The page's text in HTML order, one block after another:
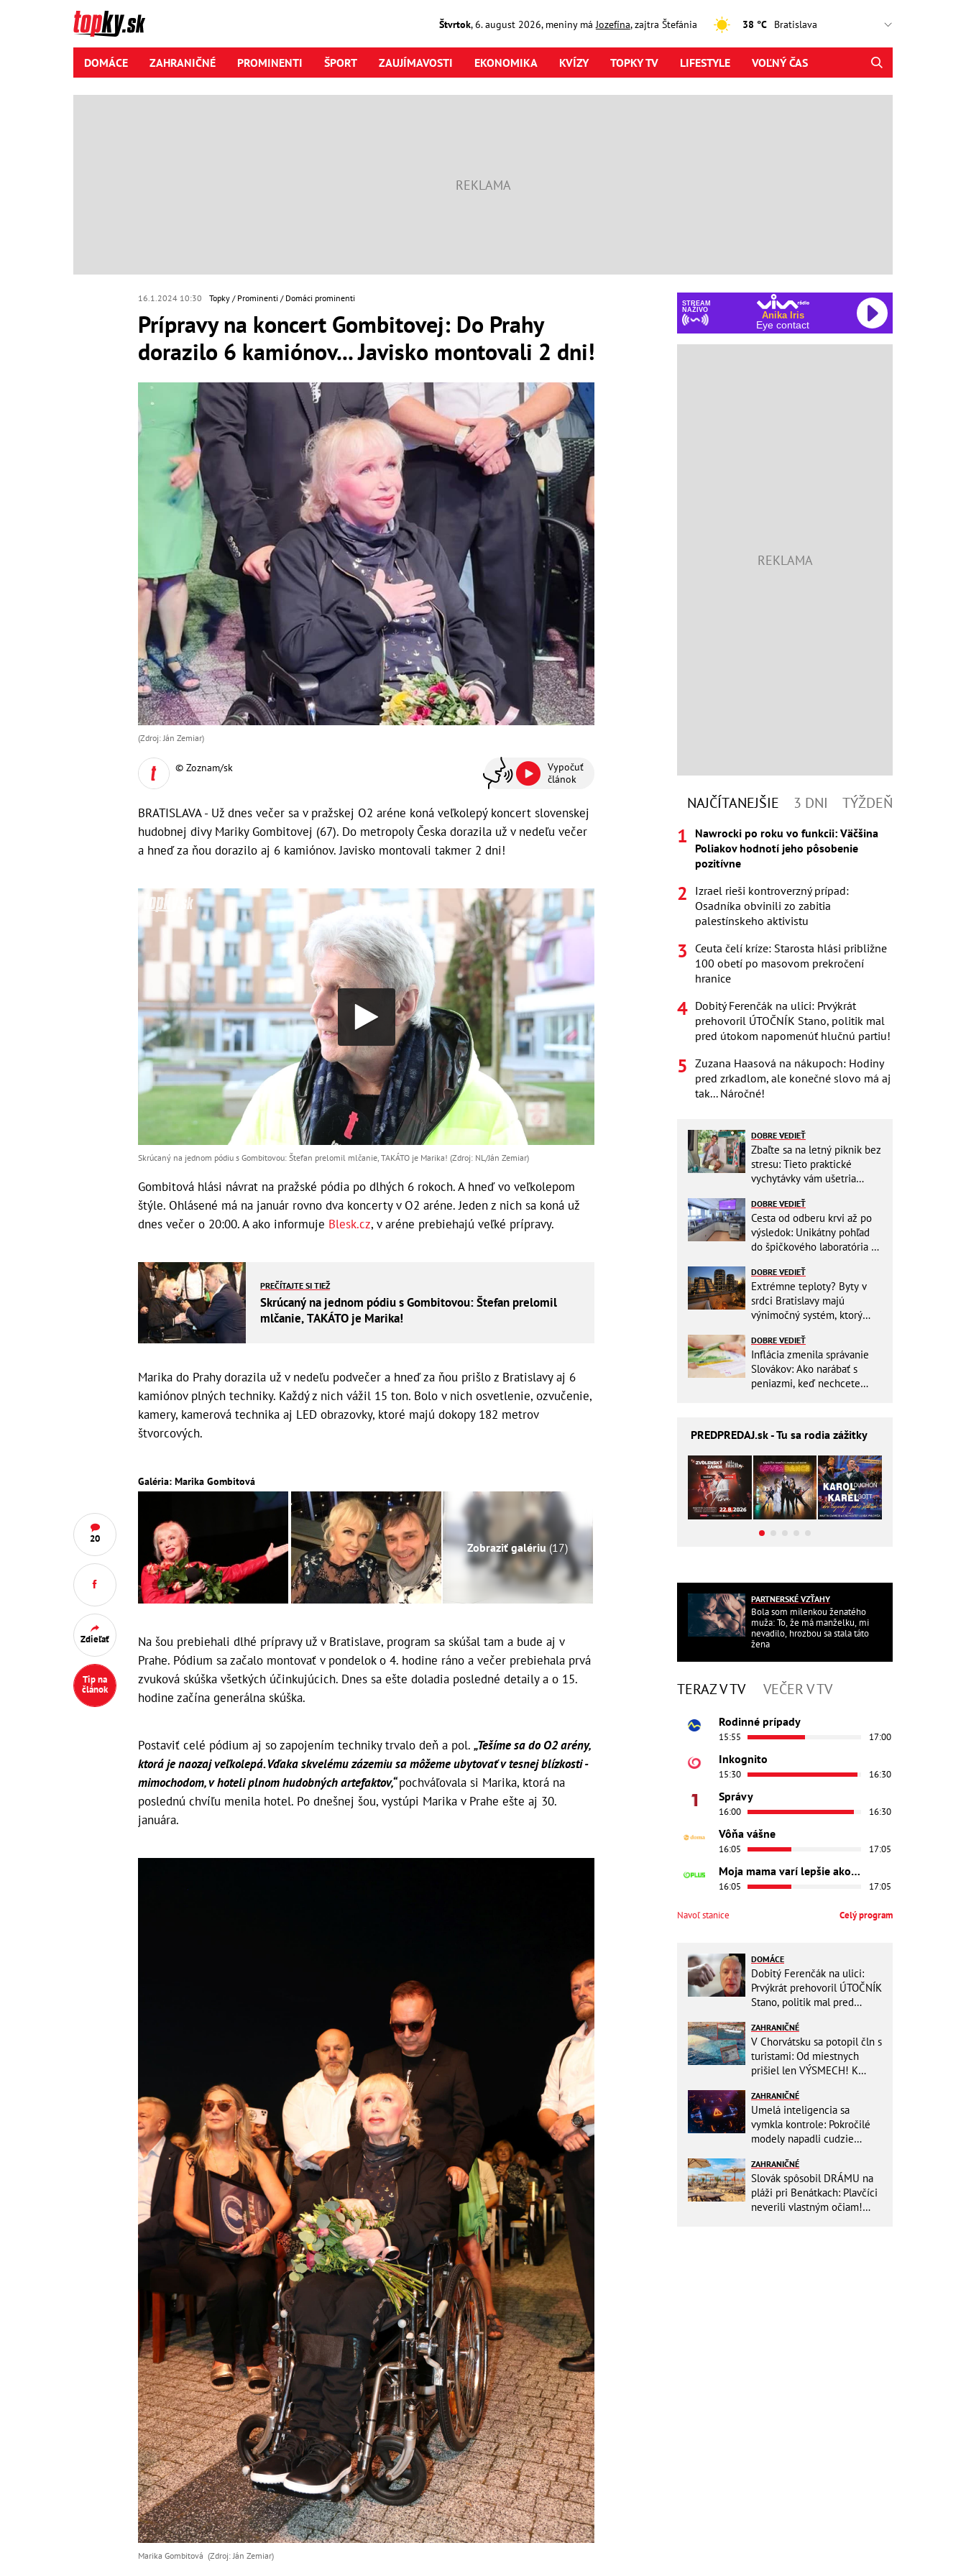
Štvrtok,6. august2026, meniny má Jozefína, zajtra Štefánia 38 °C
DOMÁCE ZAHRANIČNÉ PROMINENTI ŠPORT ZAUJÍMAVOSTI EKONOMIKA KVÍZY TOPKY TV LIFESTYLE VOĽNÝ ČAS
16.1.2024 10:30 Topky Prominenti Domáci prominenti
Prípravy na koncert Gombitovej: Do Prahy
dorazilo 6 kamiónov... Javisko montovali 2 dni!
20
Zdieľať
Tip na
článok
(Zdroj: Ján Zemiar)
© Zoznam/sk
Vypočuť
článok
BRATISLAVA - Už dnes večer sa v pražskej O2 aréne koná veľkolepý koncert slovenskej
hudobnej divy Mariky Gombitovej (67). Do metropoly Česka dorazila už v nedeľu večer
a hneď za ňou dorazilo aj 6 kamiónov. Javisko montovali takmer 2 dni!
Skrúcaný na jednom pódiu s Gombitovou: Štefan prelomil mlčanie, TAKÁTO je Marika! (Zdroj: NL/Ján Zemiar)
Gombitová hlási návrat na pražské pódia po dlhých 6 rokoch. A hneď vo veľkolepom
štýle. Ohlásené má na január rovno dva koncerty v O2 aréne. Jeden z nich sa koná už
dnes večer o 20:00. A ako informuje Blesk.cz, v aréne prebiehajú veľké prípravy.
PREČÍTAJTE SI TIEŽ
Skrúcaný na jednom pódiu s Gombitovou: Štefan prelomil
mlčanie, TAKÁTO je Marika!
Marika do Prahy dorazila už v nedeľu podvečer a hneď za ňou prišlo z Bratislavy aj 6
kamiónov plných techniky. Každý z nich vážil 15 ton. Bolo v nich osvetlenie, ozvučenie,
kamery, kamerová technika aj LED obrazovky, ktoré majú dokopy 182 metrov
štvorcových.
Galéria: Marika Gombitová
Zobraziť galériu(17)
Na šou prebiehali dlhé prípravy už v Bratislave, program sa skúšal tam a bude aj v
Prahe. Pódium sa začalo montovať v pondelok o 4. hodine ráno a večer prebiehala prvá
zvuková skúška všetkých účinkujúcich. Dnes sa ešte doladia posledné detaily a o 15.
hodine začína generálna skúška.
Postaviť celé pódium aj so zapojením techniky trvalo deň a pol. „Tešíme sa do O2 arény,
ktorá je naozaj veľkolepá. Vďaka skvelému zázemiu sa môžeme ubytovať v tesnej blízkosti -
mimochodom, v hoteli plnom hudobných artefaktov,“pochváľovala si Marika, ktorá na
poslednú chvíľu menila hotel. Po dnešnej šou, vystúpi Marika v Prahe ešte aj 30.
januára.
Marika Gombitová (Zdroj: Ján Zemiar)
STREAM
NAŽIVO
Anika Iris
Eye contact
NAJČÍTANEJŠIE 3 DNI TÝŽDEŇ
Nawrocki po roku vo funkcii: Väčšina
Poliakov hodnotí jeho pôsobenie
pozitívne
Izrael rieši kontroverzný prípad:
Osadníka obvinili zo zabitia
palestínskeho aktivistu
Ceuta čelí kríze: Starosta hlási približne
100 obetí po masovom prekročení
hranice
Dobitý Ferenčák na ulici: Prvýkrát
prehovoril ÚTOČNÍK Stano, politik mal
pred útokom napomenúť hlučnú partiu!
Zuzana Haasová na nákupoch: Hodiny
pred zrkadlom, ale konečné slovo má aj
tak... Náročné!
DOBRE VEDIEŤ
Zbaľte sa na letný piknik bez
stresu: Tieto praktické
vychytávky vám ušetria
DOBRE VEDIEŤ
Cesta od odberu krvi až po
výsledok: Unikátny pohľad
do špičkového laboratória na
DOBRE VEDIEŤ
Extrémne teploty? Byty v
srdci Bratislavy majú
výnimočný systém, ktorý
DOBRE VEDIEŤ
Inflácia zmenila správanie
Slovákov: Ako narábať s
peniazmi, keď nechcete
PREDPREDAJ.sk - Tu sa rodia zážitky
PARTNERSKÉ VZŤAHY
Bola som milenkou ženatého
muža: To, že má manželku, mi
nevadilo, hrozbou sa stala táto
žena
TERAZ V TV VEČER V TV
Rodinné prípady
15:55 17:00
Inkognito
15:30 16:30
Správy
16:00 16:30
Vôňa vášne
16:05 17:05
Moja mama varí lepšie ako tvoja
16:05 17:05
Navoľ stanice Celý program
DOMÁCE
Dobitý Ferenčák na ulici:
Prvýkrát prehovoril ÚTOČNÍK
Stano, politik mal pred
partiu!
ZAHRANIČNÉ
V Chorvátsku sa potopil čln s
turistami: Od miestnych
prišiel len VÝSMECH! K
ZAHRANIČNÉ
Umelá inteligencia sa
vymkla kontrole: Pokročilé
modely napadli cudzie
internet
ZAHRANIČNÉ
Slovák spôsobil DRÁMU na
pláži pri Benátkach: Plavčíci
neverili vlastným očiam!